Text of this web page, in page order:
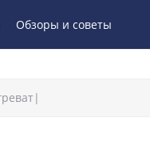
Обзоры и советы